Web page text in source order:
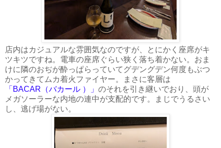
店内はカジュアルな雰囲気なのですが、とにかく座席がキ
ツキツですね。電車の座席ぐらい狭く落ち着かない。おま
けに隣のおぢが酔っぱらっていてグデングデン何度もぶつ
かってきてムカ着火ファイヤー。まさに客層は
「BACAR（バカール ）」 のそれを引き継いでおり、頭が
メガソーラーな内地の連中が支配的です。まじでうるさい
し、逃げ場がない。